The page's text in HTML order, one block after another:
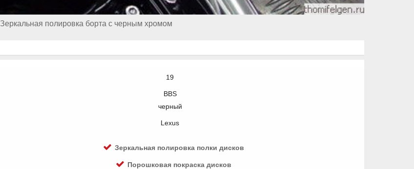
Зеркальная полировка борта с черным хромом
19
BBS
черный
Lexus
Зеркальная полировка полки дисков
Порошковая покраска дисков